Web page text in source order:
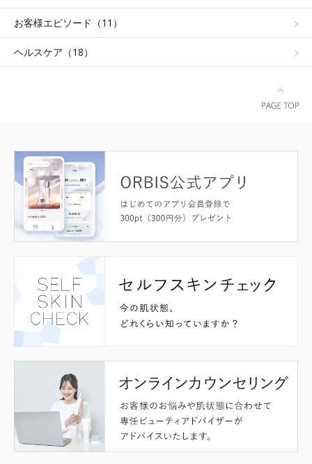
お客様エピソード（11）
ヘルスケア（18）